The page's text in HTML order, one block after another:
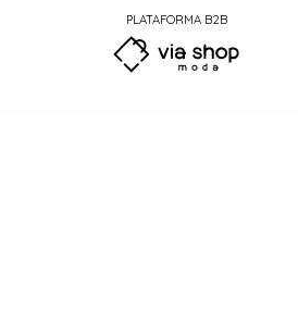
PLATAFORMA B2B